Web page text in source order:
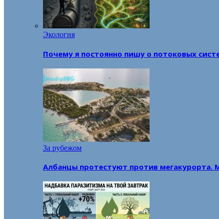
Экология
Почему я постоянно пишу о потоковых
За рубежом
Албанцы протестуют против мегакурорта.